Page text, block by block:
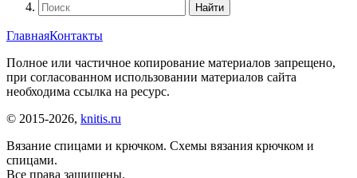
ГлавнаяКонтакты
Полное или частичное копирование материалов запрещено,
при согласованном использовании материалов сайта
необходима ссылка на ресурс.
© 2015-2026, knitis.ru
Вязание спицами и крючком. Схемы вязания крючком и
спицами.
Все права защищены.